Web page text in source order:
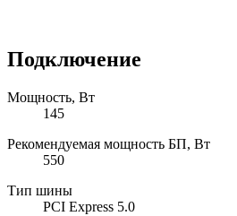
Подключение
Мощность, Вт
145
Рекомендуемая мощность БП, Вт
550
Тип шины
PCI Express 5.0